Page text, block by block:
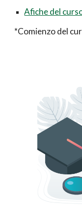
Afiche del
*Comienzo del